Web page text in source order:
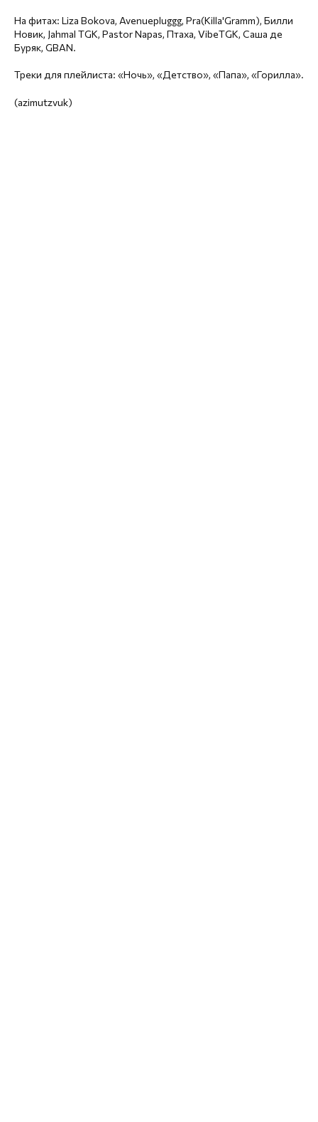
На фитах: Liza Bokova, Avenuepluggg, Pra(Killa'Gramm), Билли
Новик, Jahmal TGK, Pastor Napas, Птаха, VibeTGK, Саша де
Буряк, GBAN.
Треки для плейлиста: «Ночь», «Детство», «Папа», «Горилла».
(azimutzvuk)